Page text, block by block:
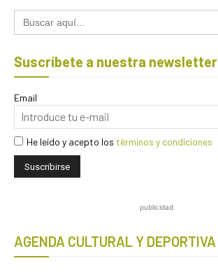
Buscar:
Suscríbete a nuestra newsletter
Email
He leído y acepto los términos y condiciones
publicidad
AGENDA CULTURAL Y DEPORTIVA